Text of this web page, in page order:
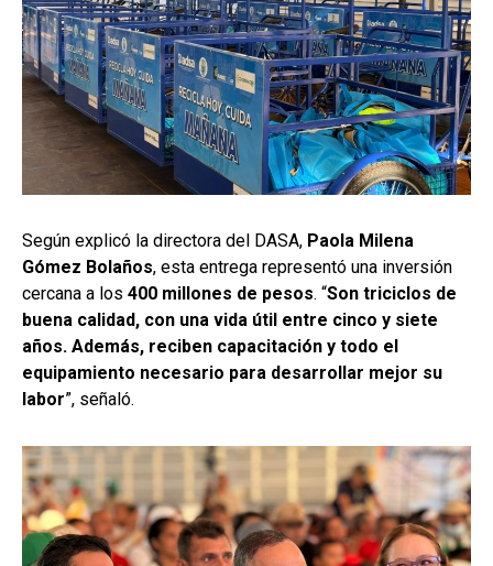
Según explicó la directora del DASA, Paola Milena
Gómez Bolaños, esta entrega representó una inversión
cercana a los 400 millones de pesos. “Son triciclos de
buena calidad, con una vida útil entre cinco y siete
años. Además, reciben capacitación y todo el
equipamiento necesario para desarrollar mejor su
labor”, señaló.